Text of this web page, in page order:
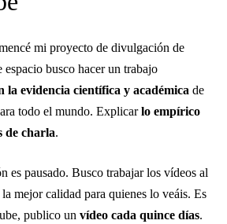
mi proyecto de divulgación de
espacio busco hacer un trabajo
la evidencia científica y académica de
todo el mundo. Explicarlo empírico
de charla.
es pausado. Busco trabajar los vídeos al
mejor calidad para quienes lo veáis. Es
publico un vídeo cada quince días.